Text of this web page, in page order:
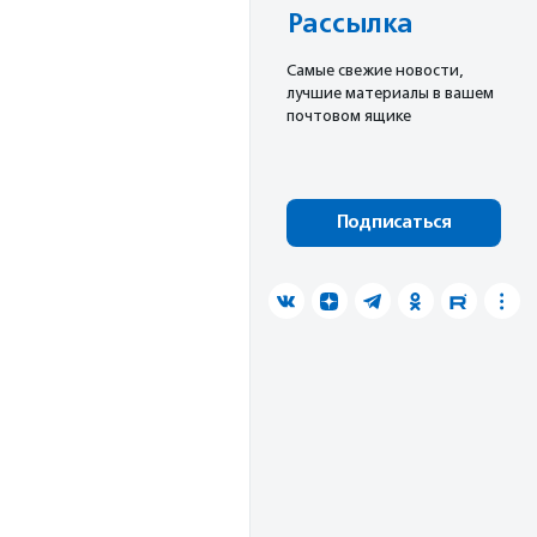
Рассылка
Cамые свежие новости,
лучшие материалы в вашем
почтовом ящике
Подписаться